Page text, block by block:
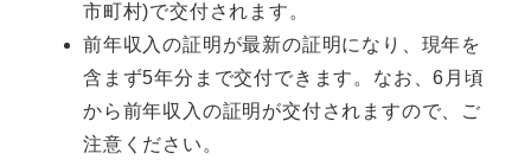
市町村)で交付されます。
前年収入の証明が最新の証明になり、現年を
含まず5年分まで交付できます。なお、6月頃
から前年収入の証明が交付されますので、ご
注意ください。